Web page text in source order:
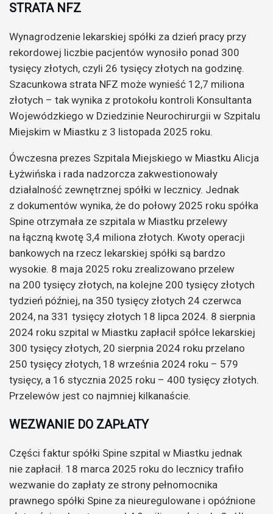
STRATA NFZ
Wynagrodzenie lekarskiej spółki za dzień pracy przy
rekordowej liczbie pacjentów wynosiło ponad 300
tysięcy złotych, czyli 26 tysięcy złotych na godzinę.
Szacunkowa strata NFZ może wynieść 12,7 miliona
złotych – tak wynika z protokołu kontroli Konsultanta
Wojewódzkiego w Dziedzinie Neurochirurgii w Szpitalu
Miejskim w Miastku z 3 listopada 2025 roku.
Ówczesna prezes Szpitala Miejskiego w Miastku Alicja
Łyżwińska i rada nadzorcza zakwestionowały
działalność zewnętrznej spółki w lecznicy. Jednak
z dokumentów wynika, że do połowy 2025 roku spółka
Spine otrzymała ze szpitala w Miastku przelewy
na łączną kwotę 3,4 miliona złotych. Kwoty operacji
bankowych na rzecz lekarskiej spółki są bardzo
wysokie. 8 maja 2025 roku zrealizowano przelew
na 200 tysięcy złotych, na kolejne 200 tysięcy złotych
tydzień później, na 350 tysięcy złotych 24 czerwca
2024, na 331 tysięcy złotych 18 lipca 2024. 8 sierpnia
2024 roku szpital w Miastku zapłacił spółce lekarskiej
300 tysięcy złotych, 20 sierpnia 2024 roku przelano
250 tysięcy złotych, 18 września 2024 roku – 579
tysięcy, a 16 stycznia 2025 roku – 400 tysięcy złotych.
Przelewów jest co najmniej kilkanaście.
WEZWANIE DO ZAPŁATY
Części faktur spółki Spine szpital w Miastku jednak
nie zapłacił. 18 marca 2025 roku do lecznicy trafiło
wezwanie do zapłaty ze strony pełnomocnika
prawnego spółki Spine za nieuregulowane i opóźnione